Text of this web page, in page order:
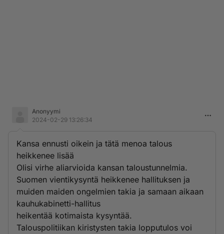
Anonyymi
2024-02-29 13:26:34
Kansa ennusti oikein ja tätä menoa talous
heikkenee lisää
Olisi virhe aliarvioida kansan taloustunnelmia.
Suomen vientikysyntä heikkenee hallituksen ja
muiden maiden ongelmien takia ja samaan aikaan
kauhukabinetti-hallitus
heikentää kotimaista kysyntää.
Talouspolitiikan kiristysten takia lopputulos voi